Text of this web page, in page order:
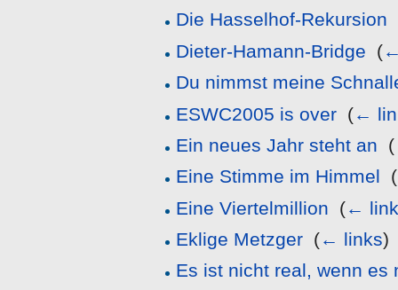
Die Hasselhof-Rekursion
Dieter-Hamann-Bridge (
Du nimmst meine
ESWC2005 is over (←
Ein neues Jahr steht an (
Eine Stimme im Himmel (
Eine Viertelmillion (←
Eklige Metzger (← links)
Es ist nicht real, wenn es